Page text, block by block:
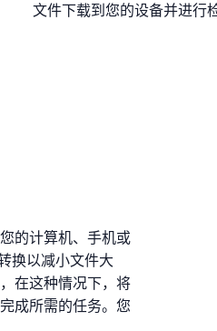
文件下载到您的设备并进行
的计算机、手机或
换以减小文件大
在这种情况下，将
成所需的任务。您